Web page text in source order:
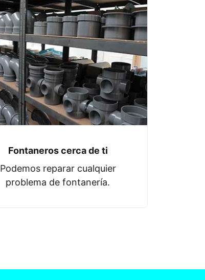
Fontaneros cerca de ti
Podemos reparar cualquier
problema de fontanería.